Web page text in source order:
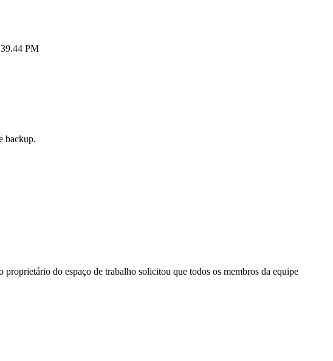
backup.
do espaço de trabalho solicitou que todos os membros da equipe